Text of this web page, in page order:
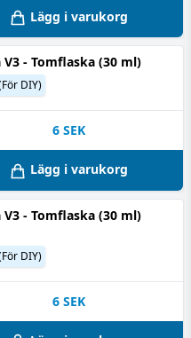
Lägg i varukorg
V3 - Tomflaska (30 ml)
DIY)
6 SEK
Lägg i varukorg
V3 - Tomflaska (30 ml)
DIY)
6 SEK